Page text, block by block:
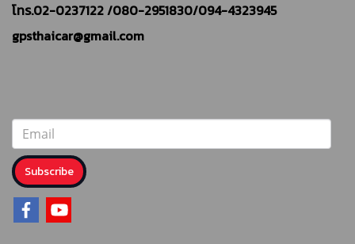
โทร.02-0237122 /080-2951830/094-4323945
gpsthaicar@gmail.com
Subscribe